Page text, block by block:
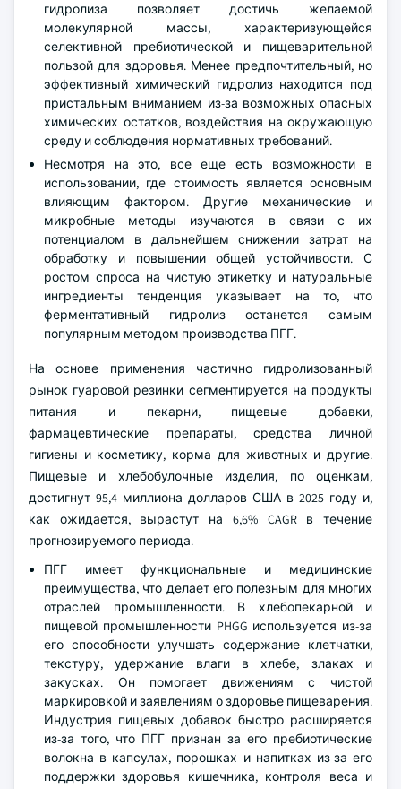
гидролиза позволяет достичь желаемой
молекулярной массы, характеризующейся
селективной пребиотической и пищеварительной
пользой для здоровья. Менее предпочтительный, но
эффективный химический гидролиз находится под
пристальным вниманием из-за возможных опасных
химических остатков, воздействия на окружающую
среду и соблюдения нормативных требований.
Несмотря на это, все еще есть возможности в
использовании, где стоимость является основным
влияющим фактором. Другие механические и
микробные методы изучаются в связи с их
потенциалом в дальнейшем снижении затрат на
обработку и повышении общей устойчивости. С
ростом спроса на чистую этикетку и натуральные
ингредиенты тенденция указывает на то, что
ферментативный гидролиз останется самым
популярным методом производства ПГГ.
На основе применения частично гидролизованный
рынок гуаровой резинки сегментируется на продукты
питания и пекарни, пищевые добавки,
фармацевтические препараты, средства личной
гигиены и косметику, корма для животных и другие.
Пищевые и хлебобулочные изделия, по оценкам,
достигнут 95,4 миллиона долларов США в 2025 году и,
как ожидается, вырастут на 6,6% CAGR в течение
прогнозируемого периода.
ПГГ имеет функциональные и медицинские
преимущества, что делает его полезным для многих
отраслей промышленности. В хлебопекарной и
пищевой промышленности PHGG используется из-за
его способности улучшать содержание клетчатки,
текстуру, удержание влаги в хлебе, злаках и
закусках. Он помогает движениям с чистой
маркировкой и заявлениям о здоровье пищеварения.
Индустрия пищевых добавок быстро расширяется
из-за того, что ПГГ признан за его пребиотические
волокна в капсулах, порошках и напитках из-за его
поддержки здоровья кишечника, контроля веса и